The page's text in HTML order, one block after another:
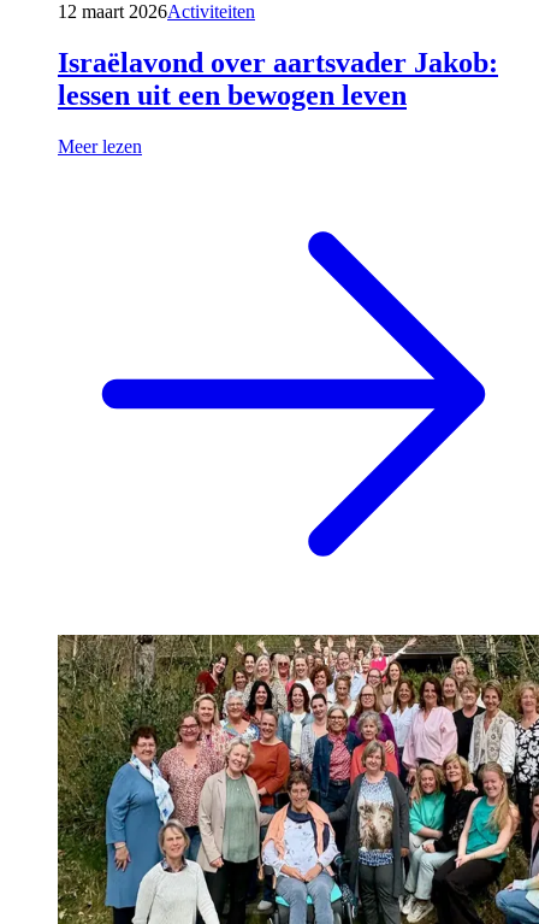
12 maart 2026Activiteiten
Israëlavond over aartsvader Jakob:
lessen uit een bewogen leven
Meer lezen